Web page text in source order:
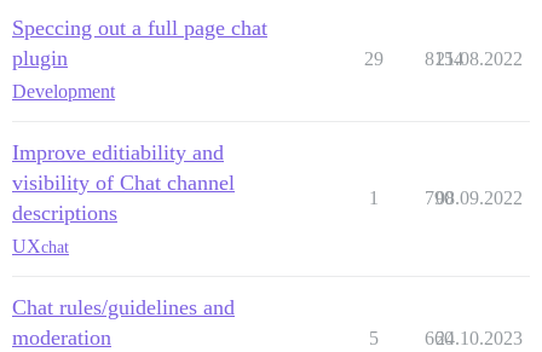
Speccing out a full page chat
plugin
Development
29 8154
21.08.2022
Improve editiability and
visibility of Chat channel
descriptions
UXchat
1 790
08.09.2022
Chat rules/guidelines and
moderation
5 660
24.10.2023